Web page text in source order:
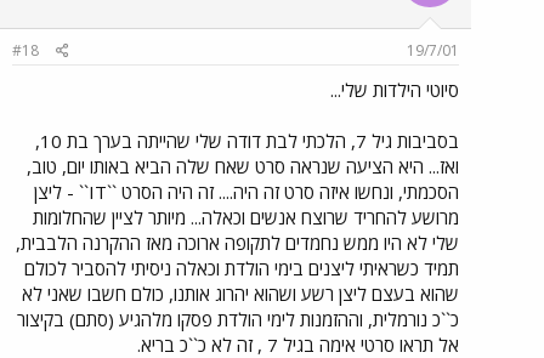
19/7/01
#18
סיוטי הילדות שלי...
בסביבות גיל 7, הלכתי לבת דודה שלי שהייתה בערך בת 10,
ואז... היא הציעה שנראה סרט שאח שלה הביא באותו יום, טוב,
הסכמתי, ונחשו איזה סרט זה היה.... זה היה הסרט ``IT`` - ליצן
מרושע להחריד שרוצח אנשים וכאלה... מיותר לציין שהחלומות
שלי לא היו ממש נחמדים לתקופה ארוכה מאז ההקרנה הלבבית,
תמיד כשראיתי ליצנים בימי הולדת וכאלה ניסיתי להסביר לכולם
שהוא בעצם ליצן רשע ושהוא יהרוג אותנו, כולם חשבו שאני לא
כ``כ נורמלית, וההזמנות לימי הולדת פסקו מלהגיע (סתם) בקיצור
אל תראו סרטי אימה בגיל 7 , זה לא כ``כ בריא.